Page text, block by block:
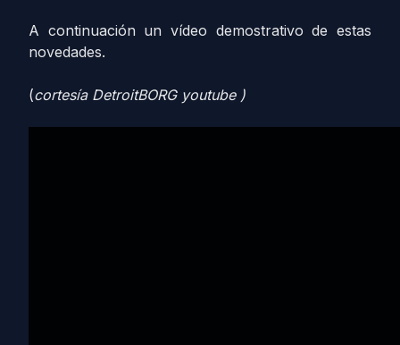
A continuación un vídeo demostrativo de estas
novedades.
(cortesía DetroitBORG youtube )